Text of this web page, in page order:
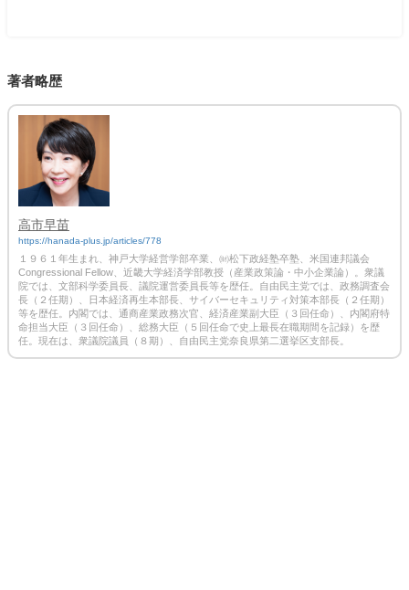
著者略歴
高市早苗
https://hanada-plus.jp/articles/778
１９６１年生まれ、神戸大学経営学部卒業、㈶松下政経塾卒塾、米国連邦議会
Congressional Fellow、近畿大学経済学部教授（産業政策論・中小企業論）。衆議
院では、文部科学委員長、議院運営委員長等を歴任。自由民主党では、政務調査会
長（２任期）、日本経済再生本部長、サイバーセキュリティ対策本部長（２任期）
等を歴任。内閣では、通商産業政務次官、経済産業副大臣（３回任命）、内閣府特
命担当大臣（３回任命）、総務大臣（５回任命で史上最長在職期間を記録）を歴
任。現在は、衆議院議員（８期）、自由民主党奈良県第二選挙区支部長。